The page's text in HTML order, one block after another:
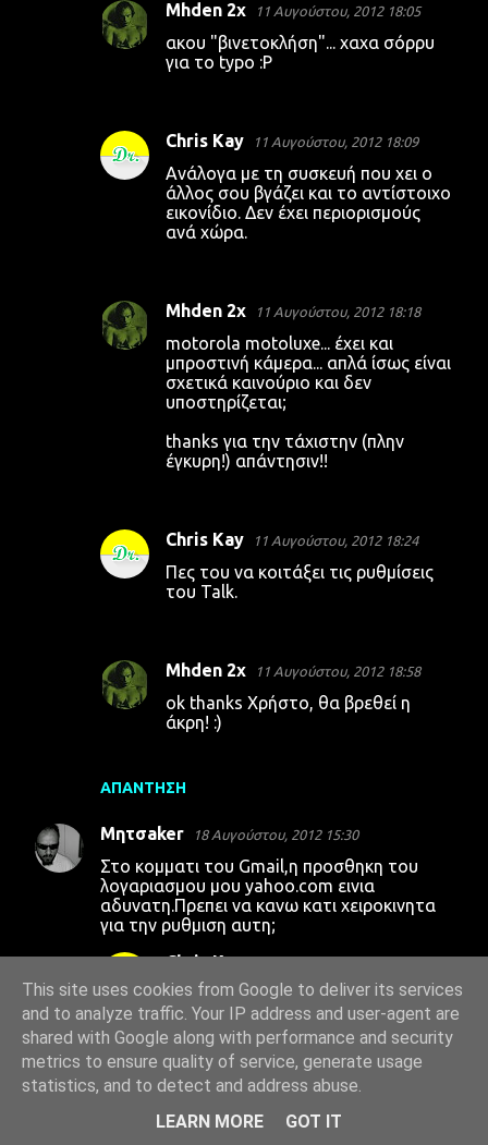
ΑΠΆΝΤΗΣΗ
Mhden 2x 11 Αυγούστου, 2012 18:05
ακου "βινετοκλήση"... χαχα σόρρυ
για το typo :P
Chris Kay 11 Αυγούστου, 2012 18:09
Ανάλογα με τη συσκευή που χει ο
άλλος σου βγάζει και το αντίστοιχο
εικονίδιο. Δεν έχει περιορισμούς
ανά χώρα.
Mhden 2x 11 Αυγούστου, 2012 18:18
motorola motoluxe... έχει και
μπροστινή κάμερα... απλά ίσως είναι
σχετικά καινούριο και δεν
υποστηρίζεται;
thanks για την τάχιστην (πλην
έγκυρη!) απάντησιν!!
Chris Kay 11 Αυγούστου, 2012 18:24
Πες του να κοιτάξει τις ρυθμίσεις
του Talk.
Mhden 2x 11 Αυγούστου, 2012 18:58
ok thanks Χρήστο, θα βρεθεί η
άκρη! :)
Μητσaker 18 Αυγούστου, 2012 15:30
Στο κομματι του Gmail,η προσθηκη του
λογαριασμου μου yahoo.com εινια
αδυνατη.Πρεπει να κανω κατι χειροκινητα
για την ρυθμιση αυτη;
Chris Kay
Την ώρα που θα το ρυθμίσεις
πρέπει απλά να δώσεις τα σωστά
στοιχεία διακομιστή και τη θύρα.
This site uses cookies from Google to deliver its services
and to analyze traffic. Your IP address and user-agent are
shared with Google along with performance and security
metrics to ensure quality of service, generate usage
statistics, and to detect and address abuse.
LEARN MORE
GOT IT